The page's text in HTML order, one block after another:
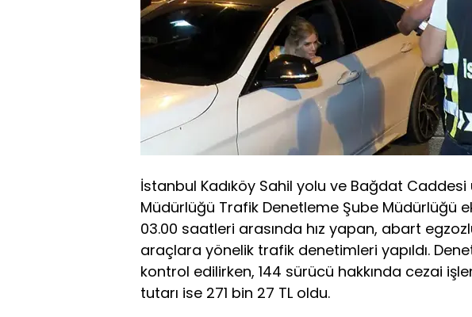
İstanbul Kadıköy Sahil yolu ve Bağdat
Müdürlüğü Trafik Denetleme Şube Müdürlüğü
03.00 saatleri arasında hız yapan, abart
araçlara yönelik trafik denetimleri yapıldı.
kontrol edilirken, 144 sürücü hakkında cezai
tutarı ise 271 bin 27 TL oldu.